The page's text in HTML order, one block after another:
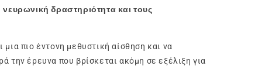
νευρωνική δραστηριότητα και τους
πιο έντονη μεθυστική αίσθηση και να
την έρευνα που βρίσκεται ακόμη σε εξέλιξη για